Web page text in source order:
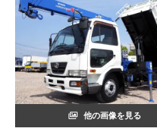
他の画像を見る